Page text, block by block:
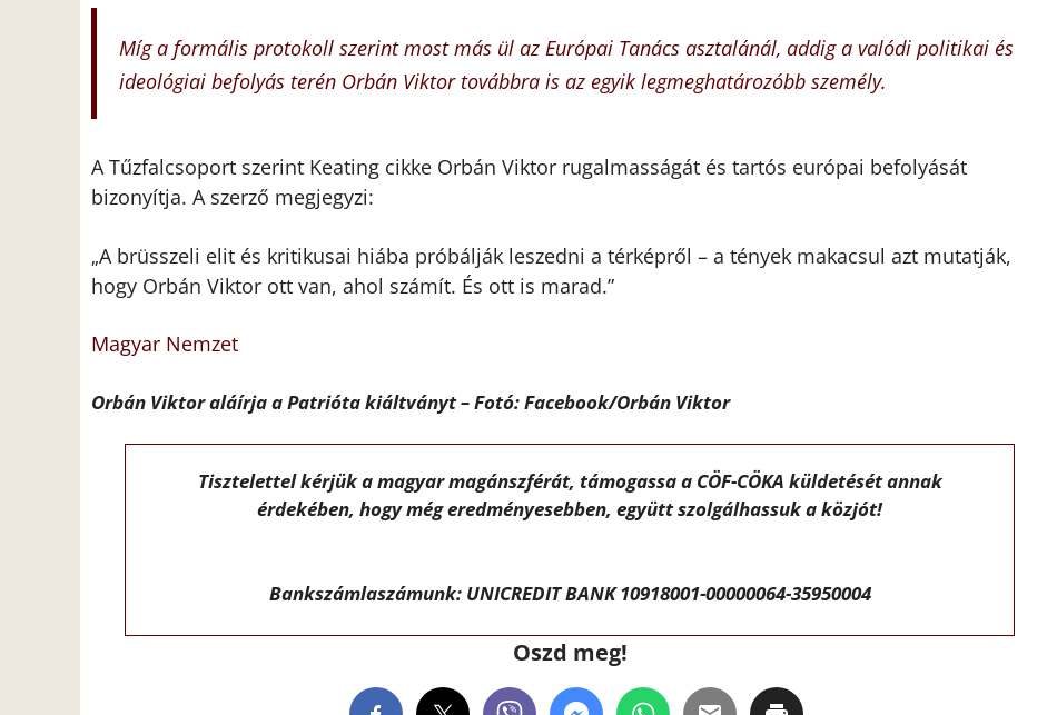
Míg a formális protokoll szerint most más ül az Európai Tanács asztalánál, addig a valódi politikai és
ideológiai befolyás terén Orbán Viktor továbbra is az egyik legmeghatározóbb személy.
A Tűzfalcsoport szerint Keating cikke Orbán Viktor rugalmasságát és tartós európai befolyását
bizonyítja. A szerző megjegyzi:
„A brüsszeli elit és kritikusai hiába próbálják leszedni a térképről – a tények makacsul azt mutatják,
hogy Orbán Viktor ott van, ahol számít. És ott is marad.”
Magyar Nemzet
Orbán Viktor aláírja a Patrióta kiáltványt – Fotó: Facebook/Orbán Viktor
Tisztelettel kérjük a magyar magánszférát, támogassa a CÖF-CÖKA küldetését annak
érdekében, hogy még eredményesebben, együtt szolgálhassuk a közjót!
Bankszámlaszámunk: UNICREDIT BANK 10918001-00000064-35950004
Oszd meg!